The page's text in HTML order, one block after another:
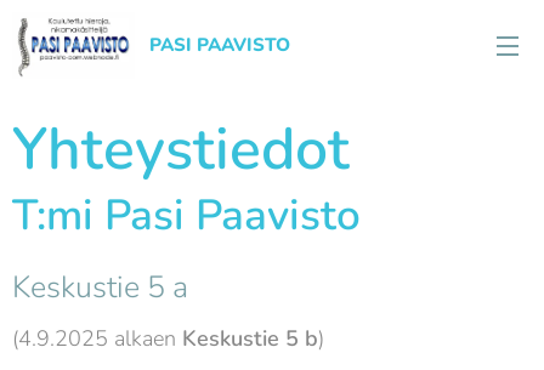
PASI PAAVISTO
Yhteystiedot
T:mi Pasi Paavisto
Keskustie 5 a
(4.9.2025 alkaen Keskustie 5 b)